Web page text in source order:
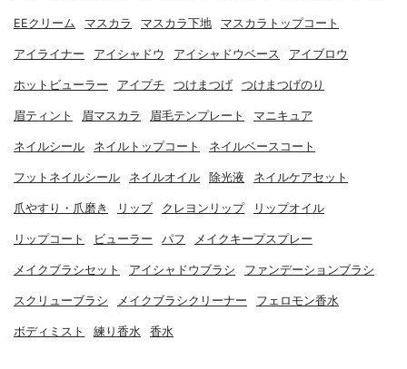
EEクリーム マスカラ マスカラ下地 マスカラトップコート
アイライナー アイシャドウ アイシャドウベース アイブロウ
ホットビューラー アイプチ つけまつげ つけまつげのり
眉ティント 眉マスカラ 眉毛テンプレート マニキュア
ネイルシール ネイルトップコート ネイルベースコート
フットネイルシール ネイルオイル 除光液 ネイルケアセット
爪やすり・爪磨き リップ クレヨンリップ リップオイル
リップコート ビューラー パフ メイクキープスプレー
メイクブラシセット アイシャドウブラシ ファンデーションブラシ
スクリューブラシ メイクブラシクリーナー フェロモン香水
ボディミスト 練り香水 香水